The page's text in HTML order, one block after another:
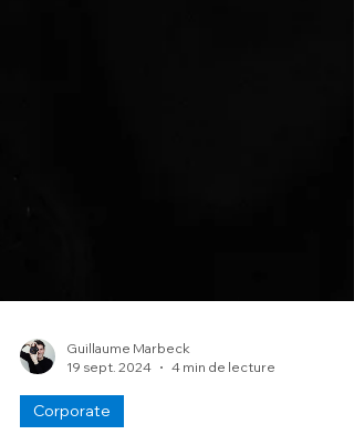
Guillaume Marbeck
19 sept. 2024